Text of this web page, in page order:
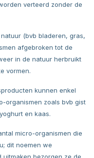
verteerd zonder de
(bvb bladeren, gras,
afgebroken tot de
in de natuur herbruikt
vormen.
kunnen enkel
organismen zoals bvb gist
en kaas.
micro-organismen die
dit noemen we